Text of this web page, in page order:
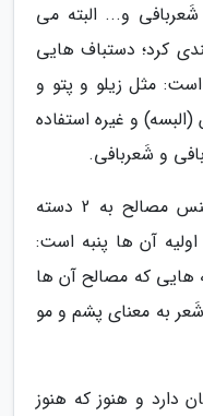
و... البته می
کرد؛ دستباف هایی
مثل زیلو و پتو و
و غیره استفاده
و شَعربافی.
دسته دوم را می توان از لحاظ جنس مصالح به 2 دسته
آن ها پنبه است:
هایی که مصالح آن ها
به معنای پشم و مو
دارد و هنوز که هنوز